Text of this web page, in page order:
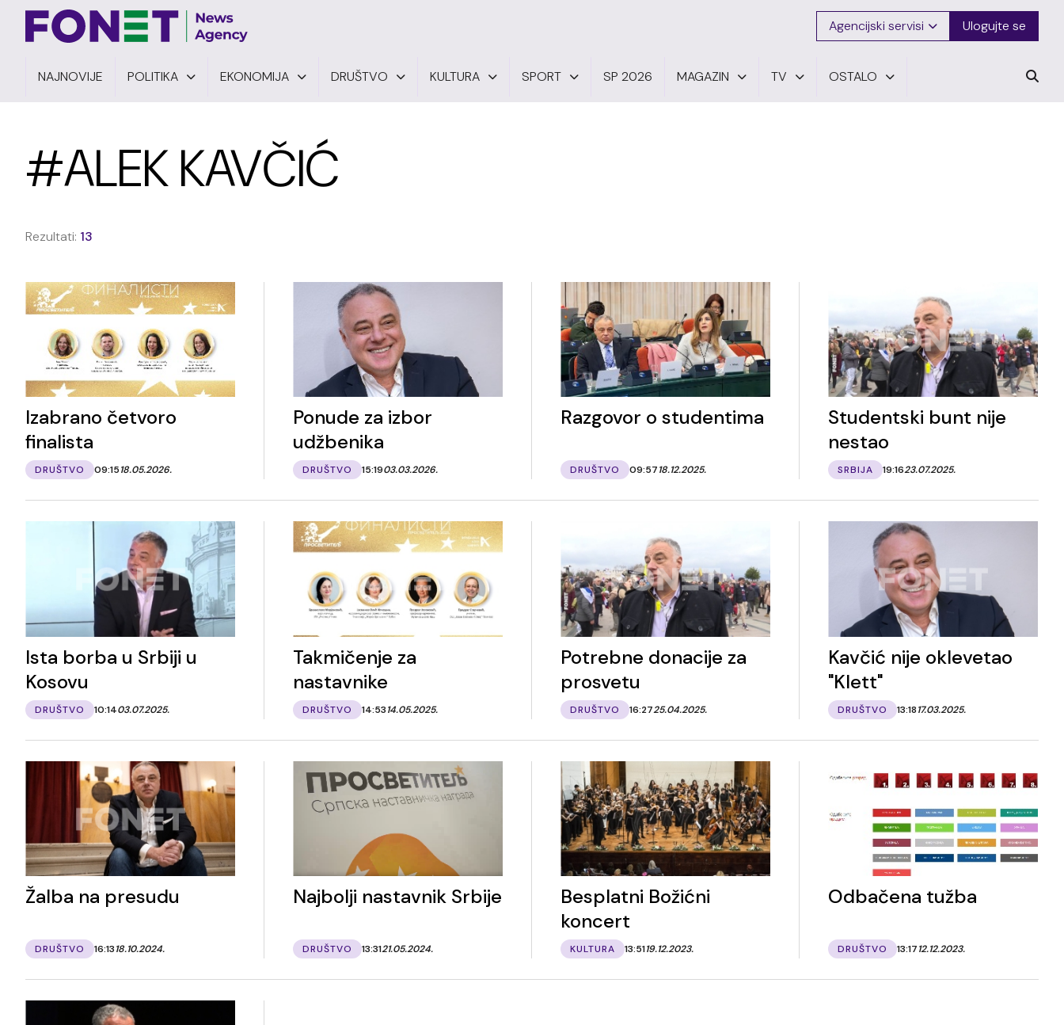
Agencijski servisi Ulogujte se
NAJNOVIJE POLITIKA EKONOMIJA DRUŠTVO KULTURA SPORT SP 2026 MAGAZIN TV OSTALO
#ALEK KAVČIĆ
Rezultati: 13
Izabrano četvoro
finalista
DRUŠTVO 09:1518.05.2026.
Ponude za izbor
udžbenika
DRUŠTVO 15:1903.03.2026.
Razgovor o studentima
DRUŠTVO 09:5718.12.2025.
Studentski bunt nije
nestao
SRBIJA 19:1623.07.2025.
Ista borba u Srbiji u
Kosovu
DRUŠTVO 10:1403.07.2025.
Takmičenje za
nastavnike
DRUŠTVO 14:5314.05.2025.
Potrebne donacije za
prosvetu
DRUŠTVO 16:2725.04.2025.
Kavčić nije oklevetao
"Klett"
DRUŠTVO 13:1817.03.2025.
Žalba na presudu
DRUŠTVO 16:1318.10.2024.
Najbolji nastavnik Srbije
DRUŠTVO 13:3121.05.2024.
Besplatni Božićni
koncert
KULTURA 13:5119.12.2023.
Odbačena tužba
DRUŠTVO 13:1712.12.2023.